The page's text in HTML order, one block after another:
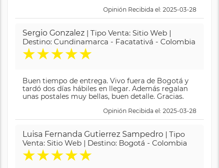
Opinión Recibida el: 2025-03-28
Sergio Gonzalez | Tipo Venta: Sitio Web |
Destino: Cundinamarca - Facatativá - Colombia
★★★★★
Buen tiempo de entrega. Vivo fuera de Bogotá y
tardó dos días hábiles en llegar. Además regalan
unas postales muy bellas, buen detalle. Gracias.
Opinión Recibida el: 2025-03-28
Luisa Fernanda Gutierrez Sampedro | Tipo
Venta: Sitio Web | Destino: Bogotá - Colombia
★★★★★